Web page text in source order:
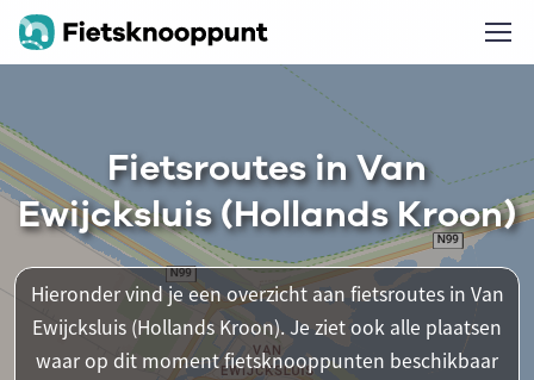
Fietsroutes in Van
Ewijcksluis (Hollands Kroon)
Hieronder vind je een overzicht aan fietsroutes in Van
Ewijcksluis (Hollands Kroon). Je ziet ook alle plaatsen
waar op dit moment fietsknooppunten beschikbaar